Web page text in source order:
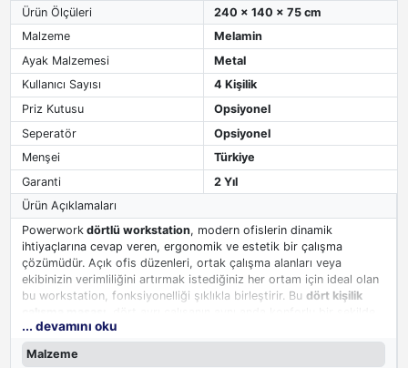
Ürün Ölçüleri
240 x 140 x 75 cm
Malzeme
Melamin
Ayak Malzemesi
Metal
Kullanıcı Sayısı
4 Kişilik
Priz Kutusu
Opsiyonel
Seperatör
Opsiyonel
Menşei
Türkiye
Garanti
2 Yıl
Ürün Açıklamaları
Powerworkdörtlü workstation, modern ofislerin dinamik
ihtiyaçlarına cevap veren, ergonomik ve estetik bir çalışma
çözümüdür. Açık ofis düzenleri, ortak çalışma alanları veya
ekibinizin verimliliğini artırmak istediğiniz her ortam için ideal olan
bu workstation, fonksiyonelliği şıklıkla birleştirir. Bu dört kişilik
çalışabileceği geniş bir yüzey alanı sunar. Bu düzenek, özellikle
ekip çalışmasını teşvik eden ve departmanlar arası iletişimi
güçlendirmeyi amaçlayan işletmeler için idealdir.
... devamını oku
Malzeme